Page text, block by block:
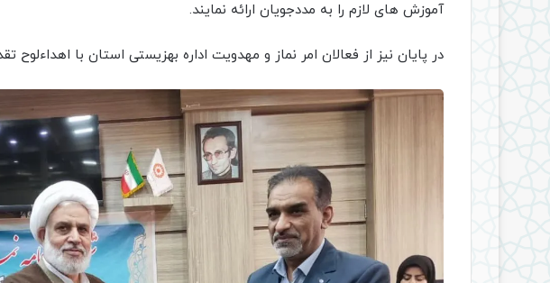
آموزش های لازم را به مددجویان ارائه نمایند.
در پایان نیز از فعالان امر نماز و مهدویت اداره بهزیستی استان با اهداءلوح